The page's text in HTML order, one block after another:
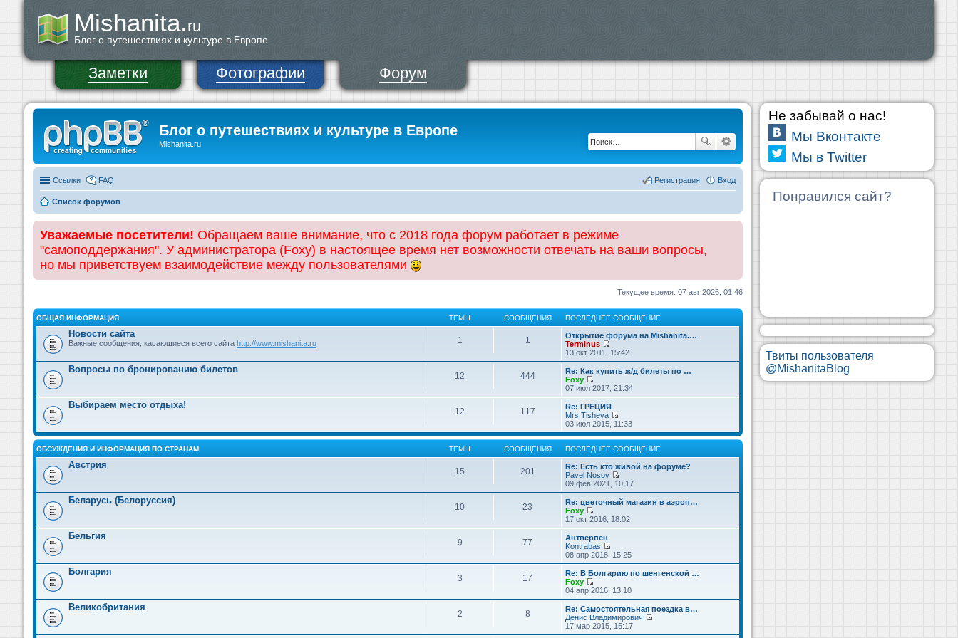
Mishanita.ru
Блог о путешествиях и культуре в Европе
Заметки Фотографии Форум
Блог о путешествиях и культуре в Европе
Mishanita.ru
Ссылки FAQ Вход
Регистрация
Список форумов
Уважаемые посетители! Обращаем ваше внимание, что с 2018 года форум работает в режиме
"самоподдержания". У администратора (Foxy) в настоящее время нет возможности отвечать на ваши вопросы,
но мы приветствуем взаимодействие между пользователями
Текущее время: 07 авг 2026, 01:46
ОБЩАЯ ИНФОРМАЦИЯ ТЕМЫ СООБЩЕНИЯ ПОСЛЕДНЕЕ СООБЩЕНИЕ
Новости сайта
Важные сообщения, касающиеся всего сайта http://www.mishanita.ru 1 1
Открытие форума на Mishanita.…
Terminus
П
е
р
е
й
т
и
к
п
о
с
л
е
н
е
м
у
с
о
б
н
и
ю
13 окт 2011, 15:42
Вопросы по бронированию билетов
12 444
Re: Как купить ж/д билеты по …
Foxy
П
е
р
е
й
т
и
к
п
о
с
л
е
н
е
м
у
с
о
о
б
щ
н
и
ю
07 июл 2017, 21:34
Выбираем место отдыха!
12 117
Re: ГРЕЦИЯ
Mrs Tisheva
П
е
р
е
й
т
к
п
о
с
л
е
е
м
с
о
б
щ
е
н
и
03 июл 2015, 11:33
ОБСУЖДЕНИЯ И ИНФОРМАЦИЯ ПО СТРАНАМ ТЕМЫ СООБЩЕНИЯ ПОСЛЕДНЕЕ СООБЩЕНИЕ
Австрия
15 201
Re: Есть кто живой на форуме?
Pavel Nosov
П
е
р
е
й
т
п
о
л
д
н
е
м
у
с
09 фев 2021, 10:17
Беларусь (Белоруссия)
10 23
Re: цветочный магазин в аэроп…
Foxy
П
е
р
е
й
т
к
п
о
л
е
д
17 окт 2016, 18:02
Бельгия
9 77
Антверпен
Kontrabas
П
е
р
е
й
т
к
п
о
08 апр 2018, 15:25
Болгария
3 17
Re: В Болгарию по шенгенской …
Foxy
П
е
р
е
й
т
04 апр 2016, 13:10
Великобритания
2 8
Re: Самостоятельная поездка в…
Денис Владимирович
е
17 мар 2015, 15:17
Не забывай о нас!
Мы Вконтакте
Мы в Twitter
Понравился сайт?
Твиты пользователя
@MishanitaBlog